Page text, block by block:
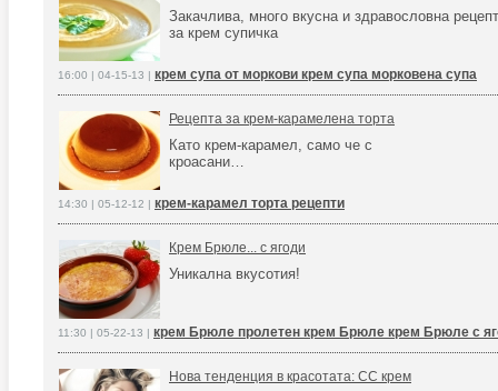
Закачлива, много вкусна и здравословна
за крем супичка
16:00 | 04-15-13 | крем супа от моркови крем супа морковена супа
Рецепта за крем-карамелена торта
Като крем-карамел, само че с
кроасани…
14:30 | 05-12-12 | крем-карамел торта рецепти
Крем Брюле... с ягоди
Уникална вкусотия!
11:30 | 05-22-13 | крем Брюле пролетен крем Брюле крем Брюле с
Нова тенденция в красотата: СС крем